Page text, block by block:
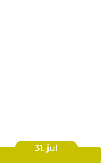
31. jul